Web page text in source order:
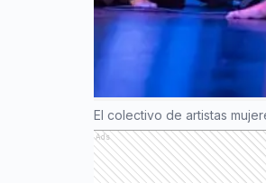
El colectivo de artistas
Ads